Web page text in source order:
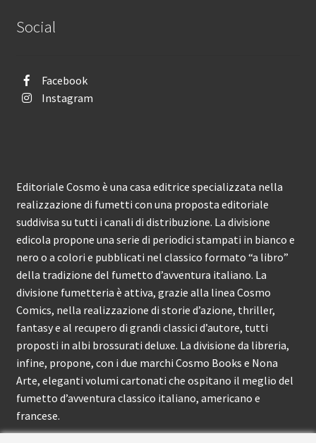
Social
Facebook
Instagram
Editoriale Cosmo è una casa editrice specializzata nella
realizzazione di fumetti con una proposta editoriale
suddivisa su tutti i canali di distribuzione. La divisione
edicola propone una serie di periodici stampati in bianco e
nero o a colori e pubblicati nel classico formato “a libro”
della tradizione del fumetto d’avventura italiano. La
divisione fumetteria è attiva, grazie alla linea Cosmo
Comics, nella realizzazione di storie d’azione, thriller,
fantasy e al recupero di grandi classici d’autore, tutti
proposti in albi brossurati deluxe. La divisione da libreria,
infine, propone, con i due marchi Cosmo Books e Nona
Arte, eleganti volumi cartonati che ospitano il meglio del
fumetto d’avventura classico italiano, americano e
francese.